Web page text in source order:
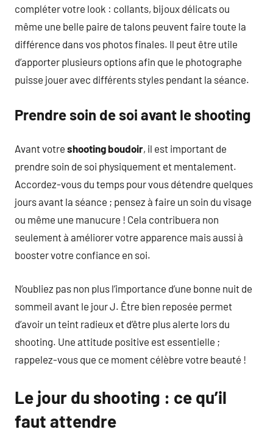
compléter votre look : collants, bijoux délicats ou
même une belle paire de talons peuvent faire toute la
différence dans vos photos finales. Il peut être utile
d’apporter plusieurs options afin que le photographe
puisse jouer avec différents styles pendant la séance.
Prendre soin de soi avant le shooting
Avant votre shooting boudoir, il est important de
prendre soin de soi physiquement et mentalement.
Accordez-vous du temps pour vous détendre quelques
jours avant la séance ; pensez à faire un soin du visage
ou même une manucure ! Cela contribuera non
seulement à améliorer votre apparence mais aussi à
booster votre confiance en soi.
N’oubliez pas non plus l’importance d’une bonne nuit de
sommeil avant le jour J. Être bien reposée permet
d’avoir un teint radieux et d’être plus alerte lors du
shooting. Une attitude positive est essentielle ;
rappelez-vous que ce moment célèbre votre beauté !
Le jour du shooting : ce qu’il
faut attendre